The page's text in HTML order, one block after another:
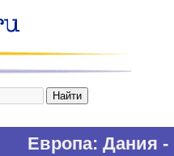
Европа: Дания -